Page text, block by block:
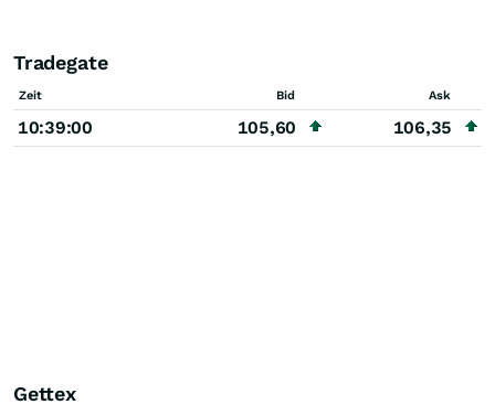
Tradegate
Zeit Bid Ask
10:39:00 105,60 106,35
Gettex